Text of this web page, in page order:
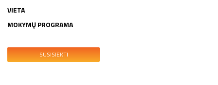
VIETA
MOKYMŲ PROGRAMA
SUSISIEKTI